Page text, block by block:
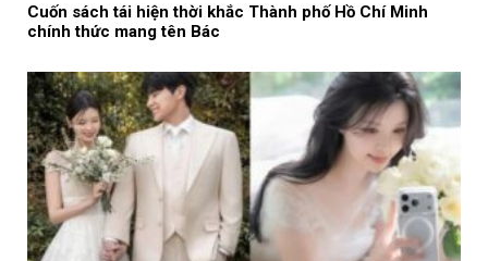
Cuốn sách tái hiện thời khắc Thành phố Hồ Chí Minh
chính thức mang tên Bác